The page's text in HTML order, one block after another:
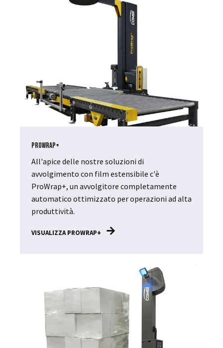
ProWrap+
All'apice delle nostre soluzioni di
avvolgimento con film estensibile c'è
ProWrap+, un avvolgitore completamente
automatico ottimizzato per operazioni ad alta
produttività.
VISUALIZZA PROWRAP+